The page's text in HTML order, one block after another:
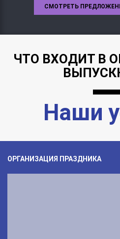
СМОТРЕТЬ
ЧТО ВХОДИТ В
Наши
ОРГАНИЗАЦИЯ ПРАЗДНИКА